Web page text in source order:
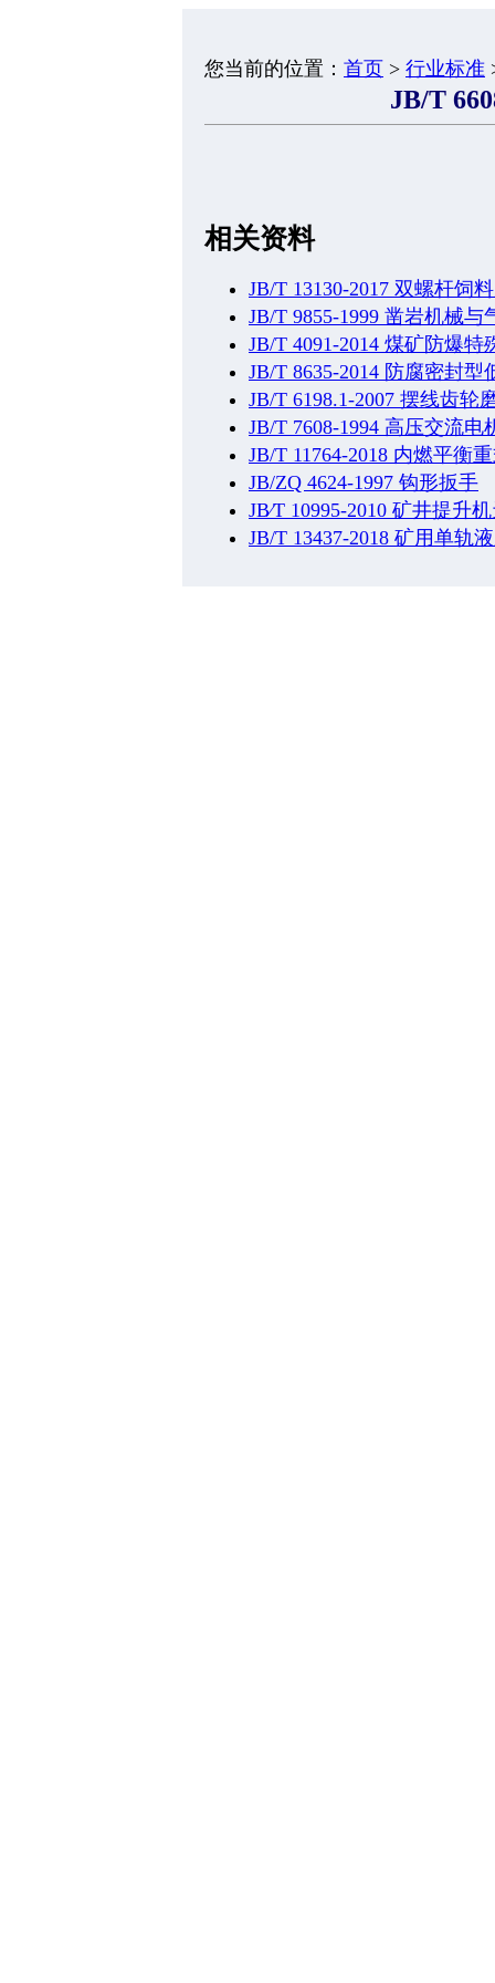
您当前的位置： 首页 > 行业标准
JB/T
相关资料
JB/T 13130-2017 双螺杆饲
JB/T 9855-1999 凿岩机械
JB/T 4091-2014 煤矿防爆
JB/T 8635-2014 防腐密封
JB/T 6198.1-2007 摆线齿轮
JB/T 7608-1994 高压交流
JB/T 11764-2018 内燃平衡
JB/ZQ 4624-1997 钩形扳手
JB∕T 10995-2010 矿井提升
JB/T 13437-2018 矿用单轨